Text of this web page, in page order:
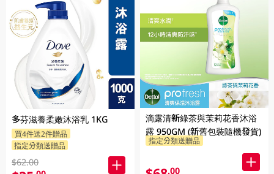
多芬滋養柔嫩沐浴乳 1KG
買4件送2件贈品
指定分類送贈品
$62.00
滴露清新綠茶與茉莉花香沐浴
露 950GM (新舊包裝隨機發貨)
指定分類送贈品
.00